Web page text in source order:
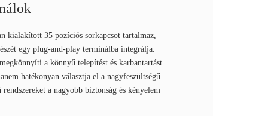
kialakított 35 pozíciós sorkapcsot tartalmaz,
egy plug-and-play terminálba integrálja.
a könnyű telepítést és karbantartást
hatékonyan választja el a nagyfeszültségű
rendszereket a nagyobb biztonság és kényelem